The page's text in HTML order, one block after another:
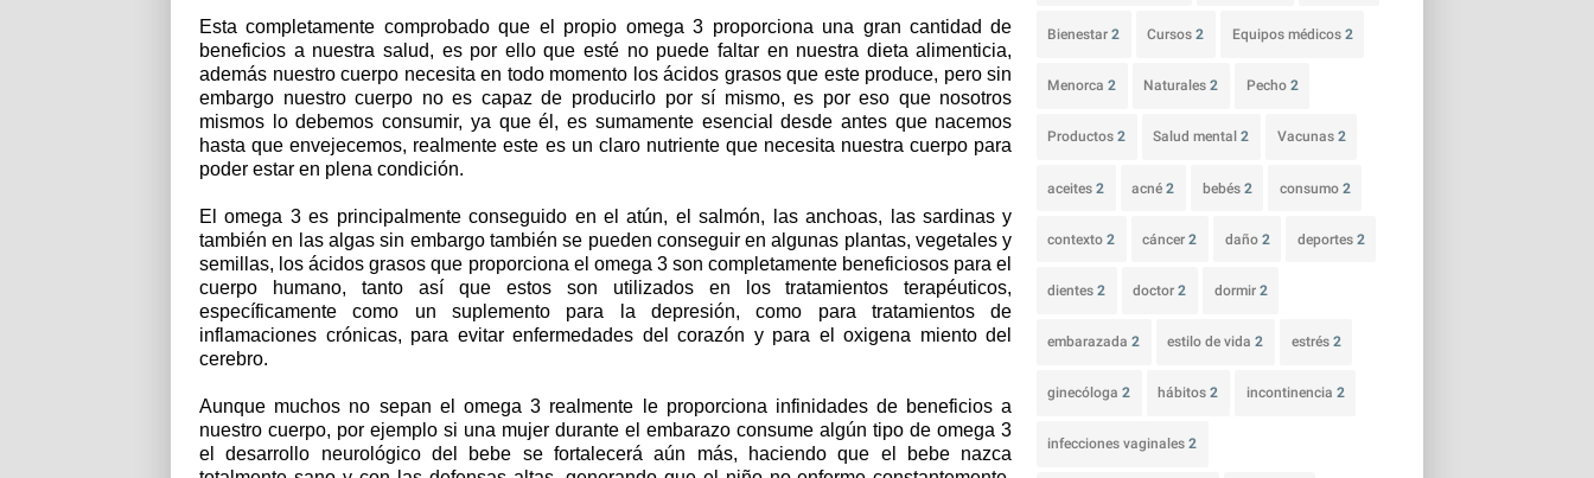
Esta completamente comprobado que el propio omega 3 proporciona una gran cantidad de
beneficios a nuestra salud, es por ello que esté no puede faltar en nuestra dieta alimenticia,
además nuestro cuerpo necesita en todo momento los ácidos grasos que este produce, pero sin
embargo nuestro cuerpo no es capaz de producirlo por sí mismo, es por eso que nosotros
mismos lo debemos consumir, ya que él, es sumamente esencial desde antes que nacemos
hasta que envejecemos, realmente este es un claro nutriente que necesita nuestra cuerpo para
poder estar en plena condición.
El omega 3 es principalmente conseguido en el atún, el salmón, las anchoas, las sardinas y
también en las algas sin embargo también se pueden conseguir en algunas plantas, vegetales y
semillas, los ácidos grasos que proporciona el omega 3 son completamente beneficiosos para el
cuerpo humano, tanto así que estos son utilizados en los tratamientos terapéuticos,
específicamente como un suplemento para la depresión, como para tratamientos de
inflamaciones crónicas, para evitar enfermedades del corazón y para el oxigena miento del
cerebro.
Aunque muchos no sepan el omega 3 realmente le proporciona infinidades de beneficios a
nuestro cuerpo, por ejemplo si una mujer durante el embarazo consume algún tipo de omega 3
el desarrollo neurológico del bebe se fortalecerá aún más, haciendo que el bebe nazca
Bienestar2 Cursos2 Equipos médicos 2
Menorca2 Naturales2 Pecho 2
Productos2 Salud mental2 Vacunas 2
aceites2 acné2 bebés 2 consumo 2
contexto2 cáncer2 daño 2 deportes 2
dientes2 doctor2 dormir 2
embarazada2 estilo de vida2 estrés 2
ginecóloga2 hábitos2 incontinencia 2
infecciones vaginales2